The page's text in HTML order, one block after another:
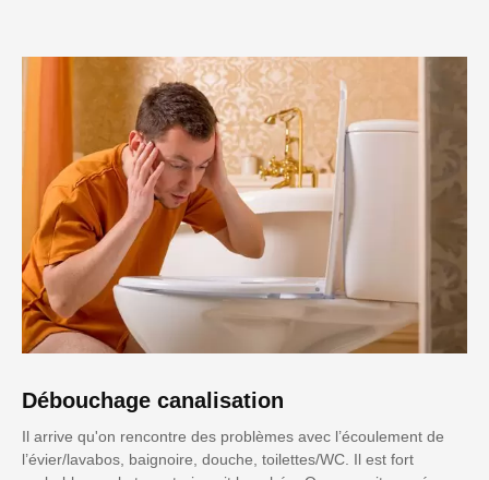
Débouchage canalisation
Il arrive qu'on rencontre des problèmes avec l’écoulement de
l’évier/lavabos, baignoire, douche, toilettes/WC. Il est fort